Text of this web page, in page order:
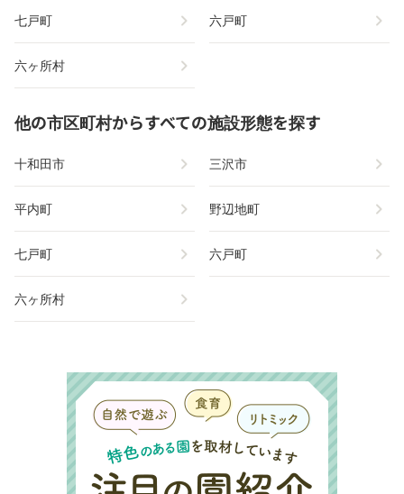
七戸町 chevron_right 六戸町 chevron_right
六ヶ所村 chevron_right
他の市区町村からすべての施設形態を探す
十和田市 chevron_right 三沢市 chevron_right
平内町 chevron_right 野辺地町 chevron_right
七戸町 chevron_right 六戸町 chevron_right
六ヶ所村 chevron_right